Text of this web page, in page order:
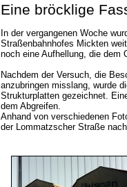
Eine bröcklige
In der vergangenen Woche
Straßenbahnhofes Mickten
noch eine Aufhellung, die dem
Nachdem der Versuch, die
anzubringen misslang, wurde
Strukturplatten gezeichnet.
dem Abgreifen.
Anhand von verschiedenen
der Lommatzscher Straße